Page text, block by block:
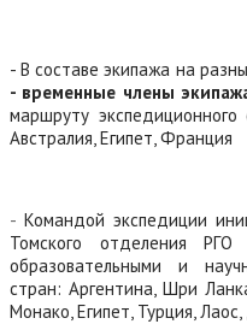
- В составе экипажа на
- временные члены
маршруту
Австралия, Египет, Франция
- Командой экспедиции
Томского отделения РГО
образовательными и
стран: Аргентина, Шри
Монако, Египет, Турция,